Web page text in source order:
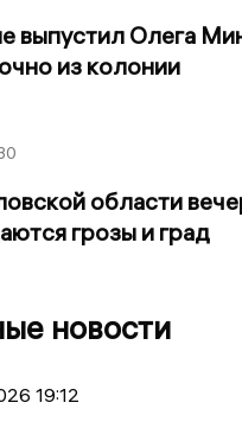
выпустил Олега
из колонии
области
грозы и град
новости
19:12